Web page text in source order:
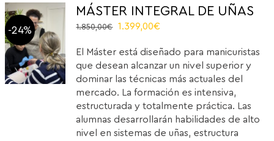
-24%
MÁSTER INTEGRAL DE UÑAS
1.850,00€
El
original
era:
1.850,00€.
1.399,00€
actual
es:
1.399,00€.
El Máster está diseñado para manicuristas
que desean alcanzar un nivel superior y
dominar las técnicas más actuales del
mercado. La formación es intensiva,
estructurada y totalmente práctica. Las
alumnas desarrollarán habilidades de alto
nivel en sistemas de uñas, estructura